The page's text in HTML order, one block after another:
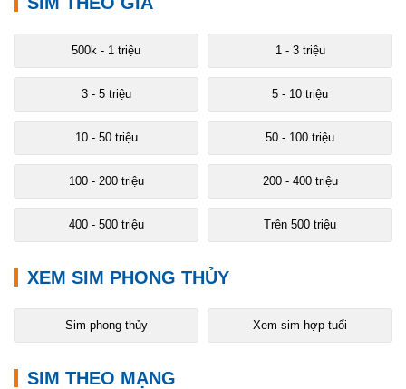
500k - 1 triệu 1 - 3 triệu
3 - 5 triệu 5 - 10 triệu
10 - 50 triệu 50 - 100 triệu
100 - 200 triệu 200 - 400 triệu
400 - 500 triệu Trên 500 triệu
XEM SIM PHONG THỦY
Sim phong thủy Xem sim hợp tuổi
SIM THEO MẠNG